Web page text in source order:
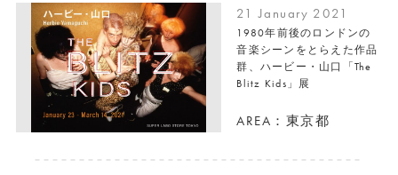
21 January 2021
1980年前後のロンドンの
音楽シーンをとらえた作品
群、ハービー・山口「The
Blitz Kids」展
AREA：東京都